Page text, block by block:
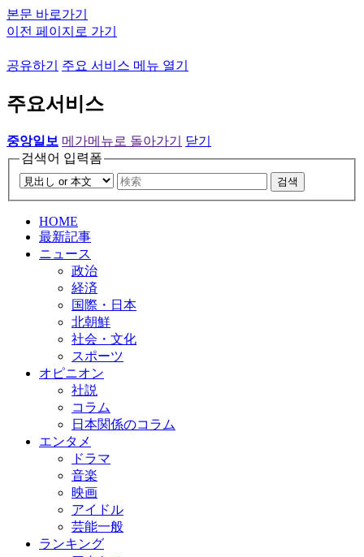
본문 바로가기
이전 페이지로 가기
공유하기 주요 서비스 메뉴 열기
주요서비스
중앙일보 메가메뉴로 돌아가기
닫기
검색어 입력폼
검색
HOME
最新記事
ニュース
政治
経済
国際・日本
北朝鮮
社会・文化
スポーツ
オピニオン
社説
コラム
日本関係のコラム
エンタメ
ドラマ
音楽
映画
アイドル
芸能一般
ランキング